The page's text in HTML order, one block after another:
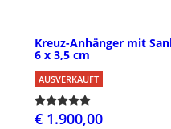
Kreuz-Anhänger mit
6 x 3,5 cm
AUSVERKAUFT
€ 1.900,00